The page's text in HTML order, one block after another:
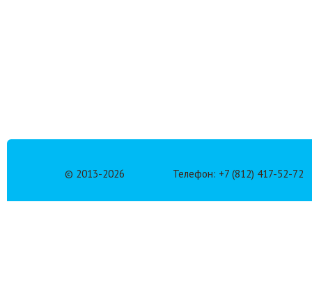
© 2013-2026 Телефон: +7 (812) 417-52-72